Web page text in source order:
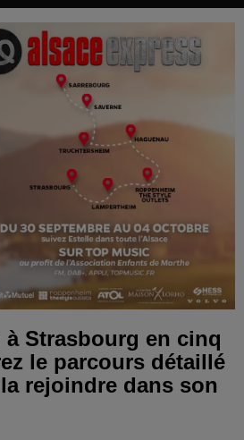
à Strasbourg en cinq
le parcours détaillé
rejoindre dans son